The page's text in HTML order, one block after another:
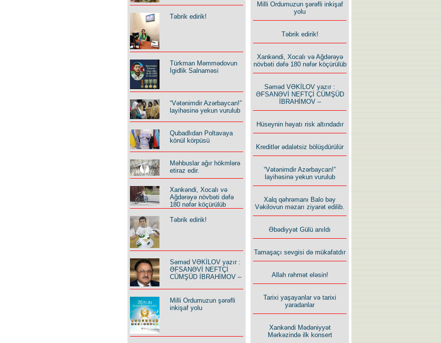
Təbrik edirik!
Türkman Məmmədovun
İgidlik Salnaməsi
“Vətənimdir Azərbaycan!”
layihəsinə yekun vurulub
Qubadlıdan Poltavaya
könül körpüsü
Məhbuslar ağır hökmlərə
etiraz edir.
Xankəndi, Xocalı və
Ağdərəyə növbəti dəfə
180 nəfər köçürülüb
Təbrik edirik!
Səməd VƏKİLOV yazır :
ƏFSANƏVİ NEFTÇİ
CÜMŞÜD İBRAHİMOV –
Milli Ordumuzun şərəfli
inkişaf yolu
Milli Ordumuzun şərəfli inkişaf
yolu
Təbrik edirik!
Xankəndi, Xocalı və Ağdərəyə
növbəti dəfə 180 nəfər köçürülüb
Səməd VƏKİLOV yazır :
ƏFSANƏVİ NEFTÇİ CÜMŞÜD
İBRAHİMOV –
Hüseynin həyatı risk altındadır
Kreditlər ədalətsiz bölüşdürülür
“Vətənimdir Azərbaycan!”
layihəsinə yekun vurulub
Xalq qəhrəmanı Balo bəy
Vəkilovun məzarı ziyarət edilib.
Əbədiyyət Gülü anıldı
Tamaşaçı sevgisi də mükafatdır
Allah rəhmət eləsin!
Tarixi yaşayanlar və tarixi
yaradanlar
Xankəndi Mədəniyyət
Mərkəzində ilk konsert